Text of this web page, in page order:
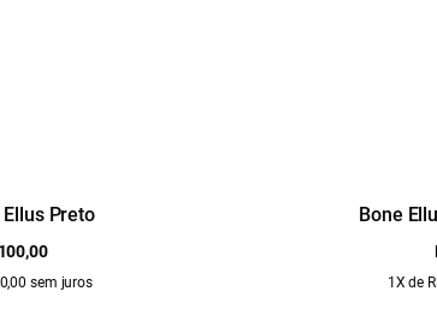
Preto
sem juros
Bone
1X de